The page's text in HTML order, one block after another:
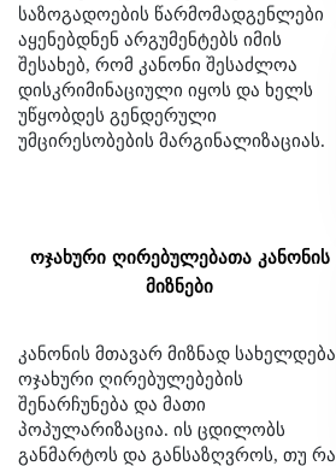
საზოგადოების წარმომადგენლები
აყენებდნენ არგუმენტებს იმის
შესახებ, რომ კანონი შესაძლოა
დისკრიმინაციული იყოს და ხელს
უწყობდეს გენდერული
უმცირესობების მარგინალიზაციას.
ოჯახური ღირებულებათა კანონის
მიზნები
კანონის მთავარ მიზნად სახელდება
ოჯახური ღირებულებების
შენარჩუნება და მათი
პოპულარიზაცია. ის ცდილობს
განმარტოს და განსაზღვროს, თუ რა